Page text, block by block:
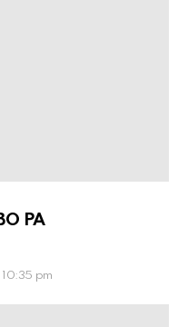
PA
pm